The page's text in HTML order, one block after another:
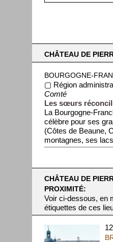
CHÂTEAU DE
BOURGOGNE-
▢ Région
Comté
Les sœurs
La Bourgogne-
célèbre pour ses
(Côtes de Beaune,
montagnes, ses
CHÂTEAU DE
PROXIMITÉ:
Voir ci-dessous, en
étiquettes de ces